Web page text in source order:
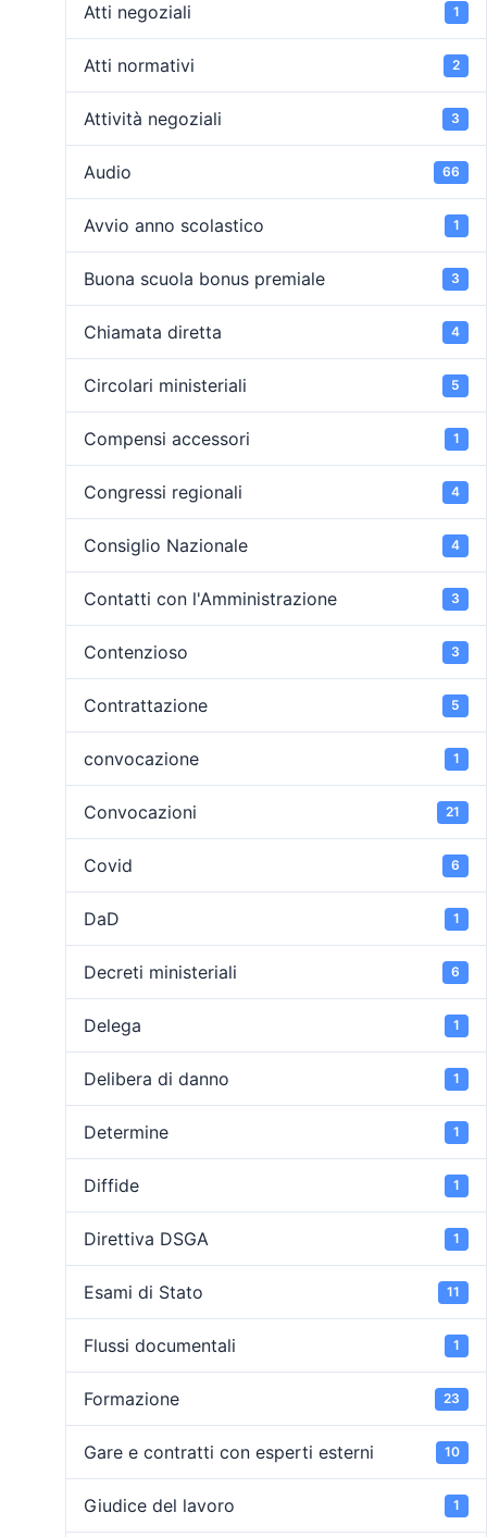
Atti negoziali 1
Atti normativi 2
Attività negoziali 3
Audio 66
Avvio anno scolastico 1
Buona scuola bonus premiale 3
Chiamata diretta 4
Circolari ministeriali 5
Compensi accessori 1
Congressi regionali 4
Consiglio Nazionale 4
Contatti con l'Amministrazione 3
Contenzioso 3
Contrattazione 5
convocazione 1
Convocazioni 21
Covid 6
DaD 1
Decreti ministeriali 6
Delega 1
Delibera di danno 1
Determine 1
Diffide 1
Direttiva DSGA 1
Esami di Stato 11
Flussi documentali 1
Formazione 23
Gare e contratti con esperti esterni 10
Giudice del lavoro 1